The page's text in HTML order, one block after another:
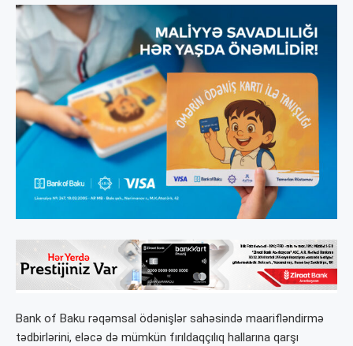
Bank of Baku rəqəmsal ödənişlər sahəsində maarifləndirmə
tədbirlərini, eləcə də mümkün fırıldaqçılıq hallarına qarşı